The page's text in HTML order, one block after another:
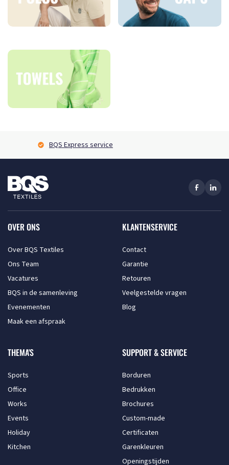
BQS Express service
OVER ONS
Over BQS Textiles
Ons Team
Vacatures
BQS in de samenleving
Evenementen
Maak een afspraak
KLANTENSERVICE
Contact
Garantie
Retouren
Veelgestelde vragen
Blog
THEMA'S
Sports
Office
Works
Events
Holiday
Kitchen
SUPPORT & SERVICE
Borduren
Bedrukken
Brochures
Custom-made
Certificaten
Garenkleuren
Openingstijden